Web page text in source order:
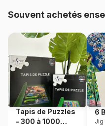
Provenance
EAN
Nombre de pièces
Dimensions
Souvent achetés
Tapis de Puzzles
- 300 à 1000
6
Jig